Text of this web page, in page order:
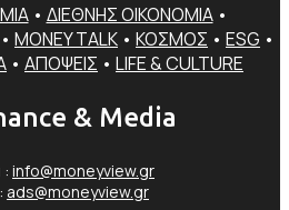
• ΔΙΕΘΝΗΣ ΟΙΚΟΝΟΜΙΑ•
• MONEY TALK • ΚΟΣΜΟΣ • ESG •
• ΑΠΟΨΕΙΣ • LIFE & CULTURE
& Media
: info@moneyview.gr
ads@moneyview.gr